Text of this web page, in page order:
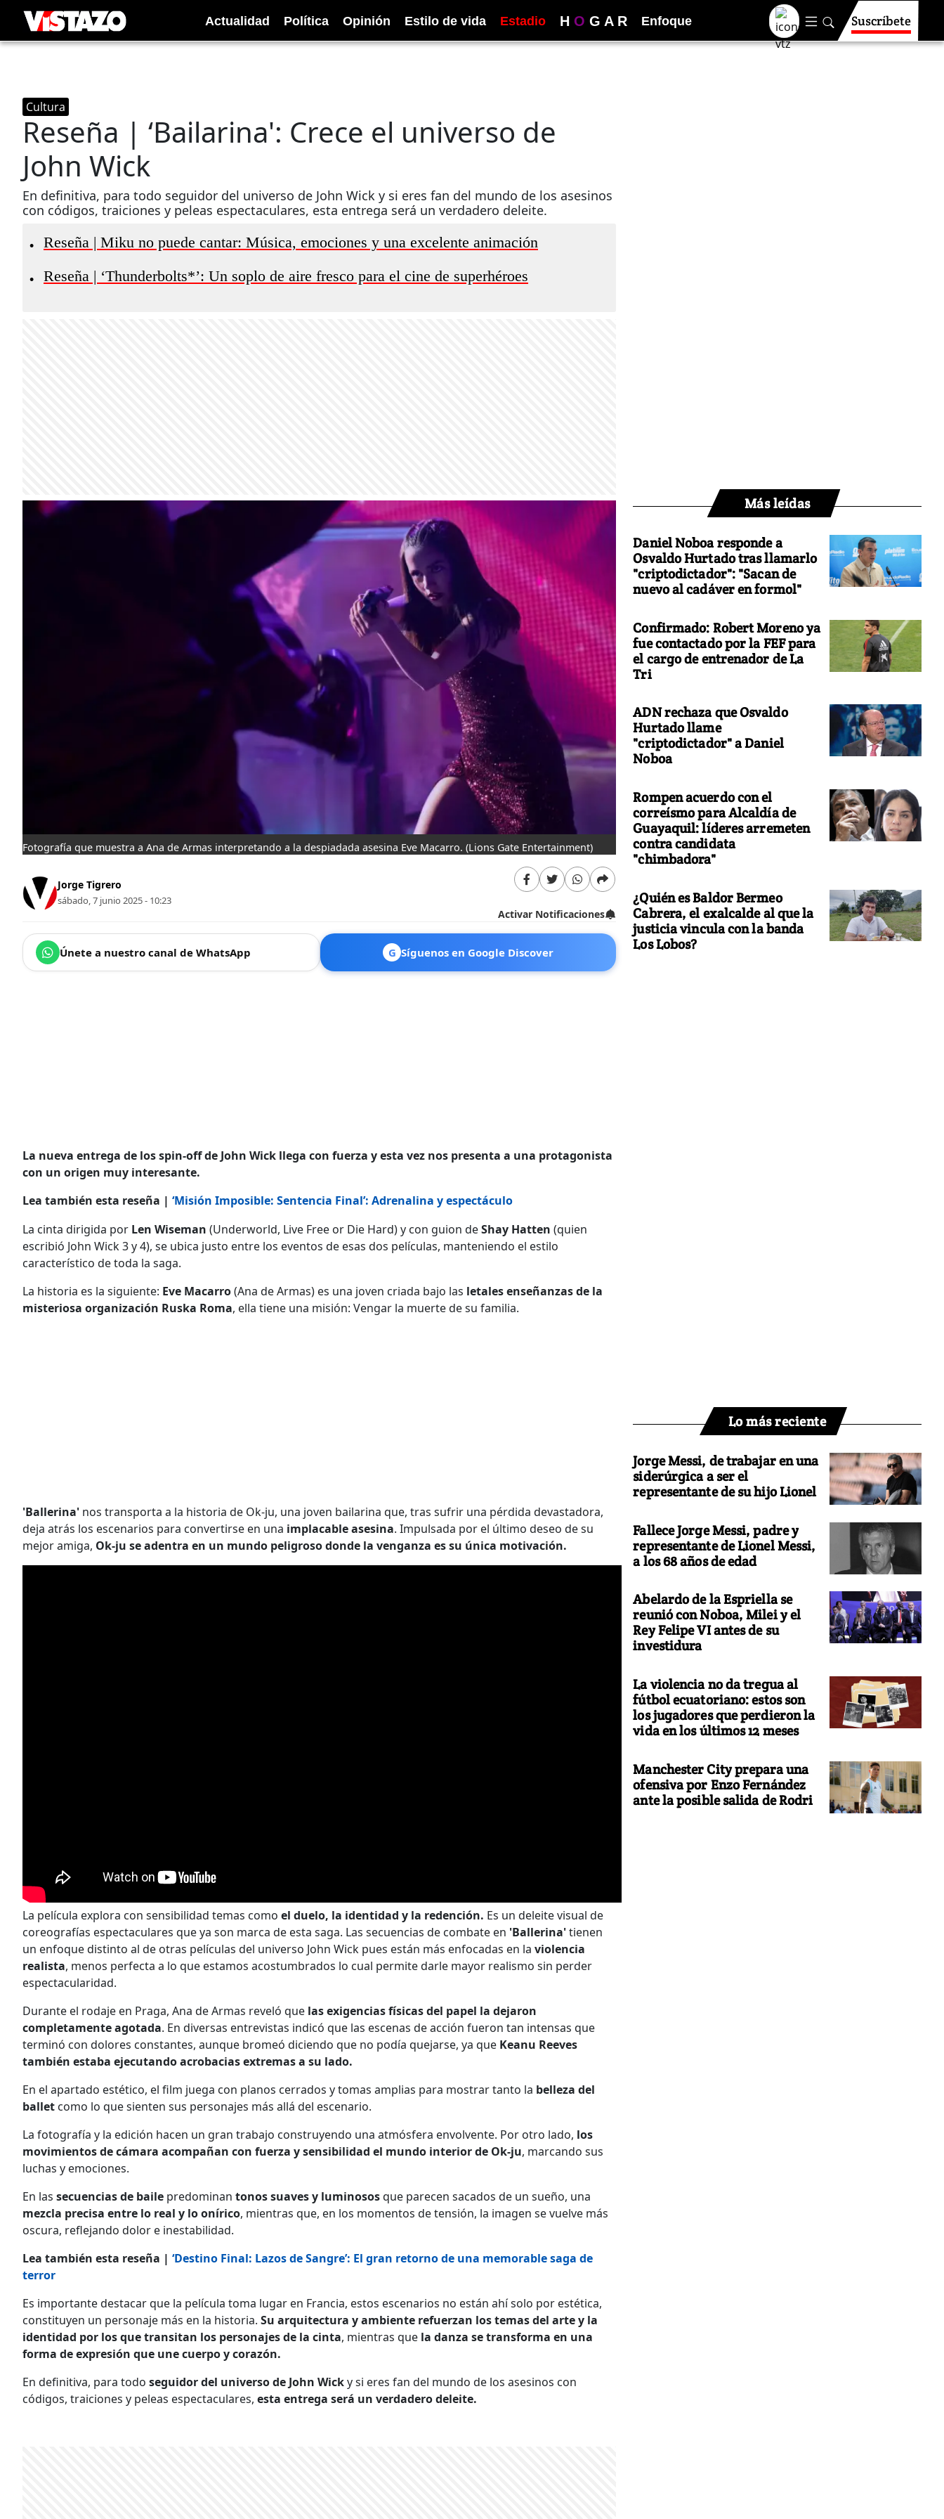
Actualidad Política Opinión Estilo de vida Estadio H O G A R Enfoque Suscríbete
Cultura
Reseña | ‘Bailarina': Crece el universo de
John Wick
En definitiva, para todo seguidor del universo de John Wick y si eres fan del mundo de los asesinos
con códigos, traiciones y peleas espectaculares, esta entrega será un verdadero deleite.
• Reseña | Miku no puede cantar: Música, emociones y una excelente animación
• Reseña | ‘Thunderbolts*’: Un soplo de aire fresco para el cine de superhéroes
Fotografía que muestra a Ana de Armas interpretando a la despiadada asesina Eve Macarro. (Lions Gate Entertainment)
Jorge Tigrero
sábado, 7 junio 2025 - 10:23
Activar Notificaciones
Únete a nuestro canal de WhatsApp G Síguenos en Google Discover
La nueva entrega de los spin-off de John Wick llega con fuerza y esta vez nos presenta a una protagonista
con un origen muy interesante.
Lea también esta reseña | ‘Misión Imposible: Sentencia Final’: Adrenalina y espectáculo
La cinta dirigida por Len Wiseman (Underworld, Live Free or Die Hard) y con guion deShay Hatten (quien
escribió John Wick 3 y 4), se ubica justo entre los eventos de esas dos películas, manteniendo el estilo
característico de toda la saga.
La historia es la siguiente: Eve Macarro(Ana de Armas) es una joven criada bajo las letales enseñanzas de la
misteriosa organización Ruska Roma, ella tiene una misión: Vengar la muerte de su familia.
'Ballerina' nos transporta a la historia de Ok-ju, una joven bailarina que, tras sufrir una pérdida devastadora,
deja atrás los escenarios para convertirse en una implacable asesina. Impulsada por el último deseo de su
mejor amiga, Ok-ju se adentra en un mundo peligroso donde la venganza es su única motivación.
La película explora con sensibilidad temas como el duelo, la identidad y la redención. Es un deleite visual de
coreografías espectaculares que ya son marca de esta saga. Las secuencias de combate en 'Ballerina'tienen
un enfoque distinto al de otras películas del universo John Wick pues están más enfocadas en la violencia
realista, menos perfecta a lo que estamos acostumbrados lo cual permite darle mayor realismo sin perder
espectacularidad.
Durante el rodaje en Praga, Ana de Armas reveló que las exigencias físicas del papel la dejaron
completamente agotada. En diversas entrevistas indicó que las escenas de acción fueron tan intensas que
terminó con dolores constantes, aunque bromeó diciendo que no podía quejarse, ya que Keanu Reeves
también estaba ejecutando acrobacias extremas a su lado.
En el apartado estético, el film juega con planos cerrados y tomas amplias para mostrar tanto la belleza del
ballet como lo que sienten sus personajes más allá del escenario.
La fotografía y la edición hacen un gran trabajo construyendo una atmósfera envolvente. Por otro lado, los
movimientos de cámara acompañan con fuerza y sensibilidad el mundo interior de Ok-ju, marcando sus
luchas y emociones.
En las secuencias de baile predominan tonos suaves y luminososque parecen sacados de un sueño, una
mezcla precisa entre lo real y lo onírico, mientras que, en los momentos de tensión, la imagen se vuelve más
oscura, reflejando dolor e inestabilidad.
Lea también esta reseña | ‘Destino Final: Lazos de Sangre’: El gran retorno de una memorable saga de
terror
Es importante destacar que la película toma lugar en Francia, estos escenarios no están ahí solo por estética,
constituyen un personaje más en la historia. Su arquitectura y ambiente refuerzan los temas del arte y la
identidad por los que transitan los personajes de la cinta, mientras que la danza se transforma en una
forma de expresión que une cuerpo y corazón.
En definitiva, para todo seguidor del universo de John Wicky si eres fan del mundo de los asesinos con
códigos, traiciones y peleas espectaculares, esta entrega será un verdadero deleite.
Más leídas
Daniel Noboa responde a
Osvaldo Hurtado tras llamarlo
"criptodictador": "Sacan de
nuevo al cadáver en formol"
Confirmado: Robert Moreno ya
fue contactado por la FEF para
el cargo de entrenador de La
Tri
ADN rechaza que Osvaldo
Hurtado llame
"criptodictador" a Daniel
Noboa
Rompen acuerdo con el
correísmo para Alcaldía de
Guayaquil: líderes arremeten
contra candidata
"chimbadora"
¿Quién es Baldor Bermeo
Cabrera, el exalcalde al que la
justicia vincula con la banda
Los Lobos?
Lo más reciente
Jorge Messi, de trabajar en una
siderúrgica a ser el
representante de su hijo Lionel
Fallece Jorge Messi, padre y
representante de Lionel Messi,
a los 68 años de edad
Abelardo de la Espriella se
reunió con Noboa, Milei y el
Rey Felipe VI antes de su
investidura
La violencia no da tregua al
fútbol ecuatoriano: estos son
los jugadores que perdieron la
vida en los últimos 12 meses
Manchester City prepara una
ofensiva por Enzo Fernández
ante la posible salida de Rodri